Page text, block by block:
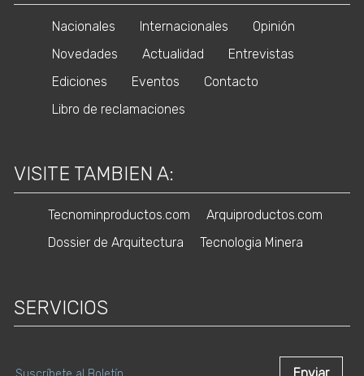
Nacionales Internacionales
Opinión
Novedades
Actualidad
Entrevistas
Ediciones
Eventos
Contacto
Libro de reclamaciones
VISITE TAMBIEN A:
Tecnominproductos.com
Arquiproductos.com
Dossier de Arquitectura
Tecnologia Minera
SERVICIOS